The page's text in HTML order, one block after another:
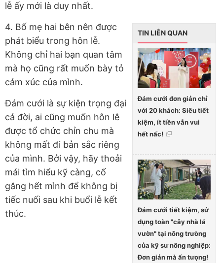
lễ ấy mới là duy nhất.
TIN LIÊN QUAN
Đám cưới đơn giản chỉ
với 20 khách: Siêu tiết
kiệm, ít tiền vẫn vui
hết nấc!
Đám cưới tiết kiệm, sử
dụng toàn "cây nhà lá
vườn" tại nông trường
của kỹ sư nông nghiệp:
Đơn giản mà ấn tượng!
4. Bố mẹ hai bên nên được
phát biểu trong hôn lễ.
Không chỉ hai bạn quan tâm
mà họ cũng rất muốn bày tỏ
cảm xúc của mình.
Đám cưới là sự kiện trọng đại
cả đời, ai cũng muốn hôn lễ
được tổ chức chỉn chu mà
không mất đi bản sắc riêng
của mình. Bởi vậy, hãy thoải
mái tìm hiểu kỹ càng, cố
gắng hết mình để không bị
tiếc nuối sau khi buổi lễ kết
thúc.